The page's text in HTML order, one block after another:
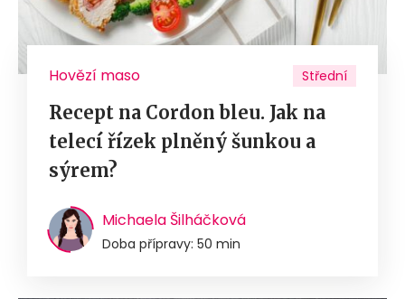
Hovězí maso Střední
Recept na Cordon bleu. Jak na
telecí řízek plněný šunkou a
sýrem?
Michaela Šilháčková
Doba přípravy: 50 min